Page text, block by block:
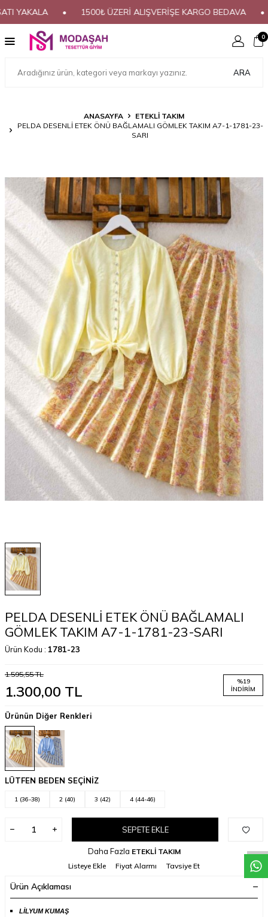
• 1500₺ ÜZERİ ALIŞVERİŞE KARGO BEDAVA •
WhatappDesteHatt
ARA
0
ANASAYFA
ETEKLİ TAKIM
PELDA DESENLİ ETEK ÖNÜ BAĞLAMALI GÖMLEK TAKIM A7-1-1781-23-
SARI
PELDA DESENLİ ETEK ÖNÜ BAĞLAMALI
GÖMLEK TAKIM A7-1-1781-23-SARI
Ürün Kodu : 1781-23
1.595,55TL
1.300,00 TL
%19
İNDIRIM
Ürünün Diğer Renkleri
LÜTFEN BEDEN SEÇİNİZ
1 (36-38) 2 (40) 3 (42) 4 (44-46)
SEPETE EKLE
Daha Fazla ETEKLİ TAKIM
Listeye Ekle
Fiyat Alarmı Tavsiye Et
Ürün Açıklaması
LİLYUM KUMAŞ